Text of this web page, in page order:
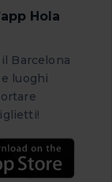
per la
Hola
Barcelona
luoghi